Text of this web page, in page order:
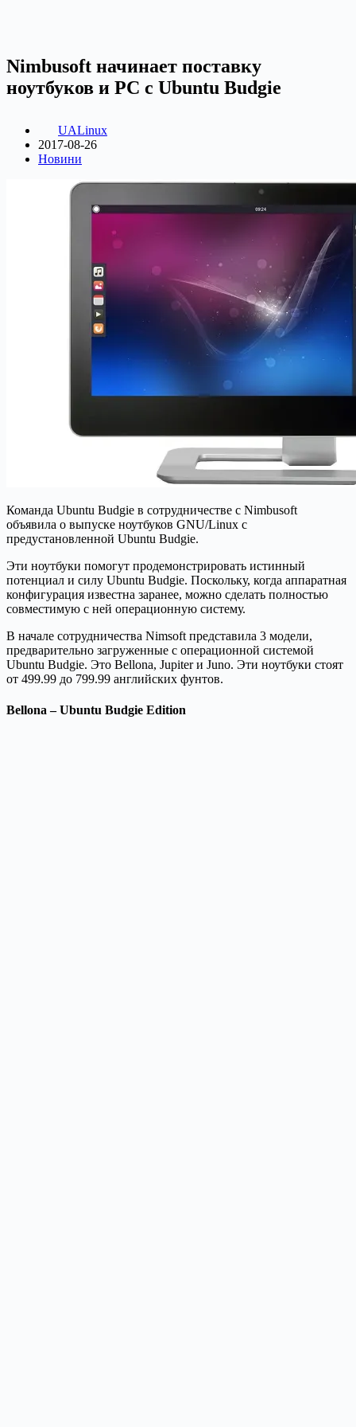
Nimbusoft начинает поставку
ноутбуков и PC с Ubuntu Budgie
UALinux
2017-08-26
Новини
Команда Ubuntu Budgie в сотрудничестве с Nimbusoft
объявила о выпуске ноутбуков GNU/Linux с
предустановленной Ubuntu Budgie.
Эти ноутбуки помогут продемонстрировать истинный
потенциал и силу Ubuntu Budgie. Поскольку, когда аппаратная
конфигурация известна заранее, можно сделать полностью
совместимую с ней операционную систему.
В начале сотрудничества Nimsoft представила 3 ​​модели,
предварительно загруженные с операционной системой
Ubuntu Budgie. Это Bellona, Jupiter и Juno. Эти ноутбуки стоят
от 499.99 до 799.99 английских фунтов.
Bellona – Ubuntu Budgie Edition